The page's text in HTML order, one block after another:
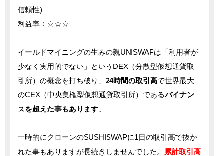
信頼性)
利益率：☆☆☆
イールドマイニングの生みの親UNISWAPは「利用者が
少なく実用的でない」というDEX（分散型仮想通貨取
引所）の概念を打ち破り、24時間の取引高で世界最大
のCEX（中央集権型仮想通貨取引所）であるバイナン
スを超えた事もあります。
一時的にクローンのSUSHISWAPに1日の取引高で抜か
れた事もありますが長続きしませんでした。
累計取引高